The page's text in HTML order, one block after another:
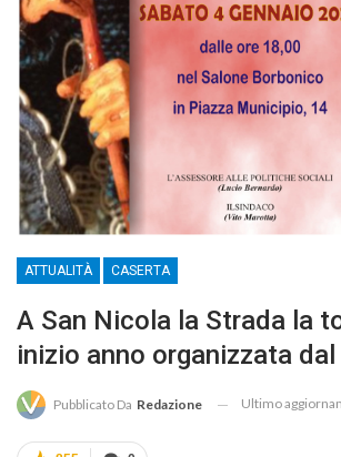
ATTUALITÀ CASERTA
A San Nicola la Strada la
inizio anno organizzata dal
Pubblicato Da Redazione Ultimo